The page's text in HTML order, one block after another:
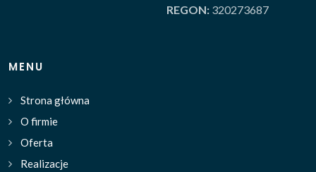
REGON: 320273687
MENU
Strona główna
O firmie
Oferta
Realizacje